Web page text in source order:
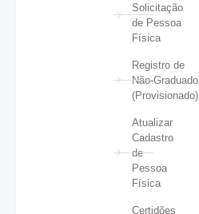
Solicitação
de Pessoa
Física
Registro de
Não-Graduado
(Provisionado)
Atualizar
Cadastro
de
Pessoa
Física
Certidões